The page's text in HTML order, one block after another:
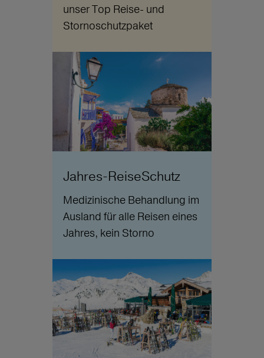
unser Top Reise- und
Stornoschutzpaket
Jahres-ReiseSchutz
Medizinische Behandlung im
Ausland für alle Reisen eines
Jahres, kein Storno